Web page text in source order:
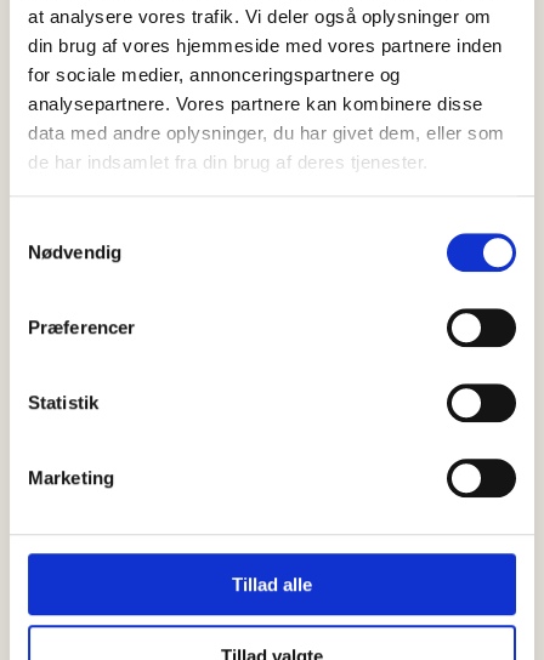
at analysere vores trafik. Vi deler også oplysninger om
din brug af vores hjemmeside med vores partnere inden
for sociale medier, annonceringspartnere og
analysepartnere. Vores partnere kan kombinere disse
data med andre oplysninger, du har givet dem, eller som
de har indsamlet fra din brug af deres tjenester.
Nødvendig
Præferencer
Statistik
Marketing
Tillad alle
Tillad valgte
07 august, 2026
Indlæg: Havnens betydning for
Er der noget, der kan få mig op i det røde felt, er det, når jeg på